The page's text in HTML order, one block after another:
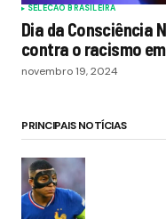
SELECAO BRASILEIRA
Dia da Consciência
contra o racismo
novembro 19, 2024
PRINCIPAIS NOTÍCIAS